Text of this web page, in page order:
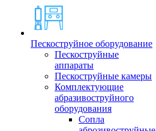
Пескоструйное оборудование
Пескоструйные
аппараты
Пескоструйные камеры
Комплектующие
абразивоструйного
оборудования
Сопла